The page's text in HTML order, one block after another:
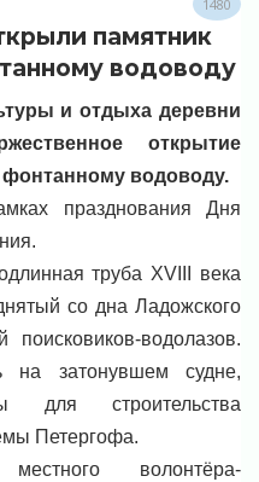
1480
памятник
водоводу
и отдыха деревни
открытие
водоводу.
празднования Дня
труба XVIII века
со дна Ладожского
водолазов.
на затонувшем судне,
для строительства
Петергофа.
волонтёра-